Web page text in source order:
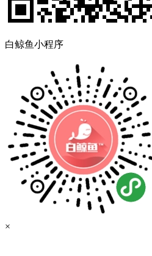
白鲸鱼小程序
×